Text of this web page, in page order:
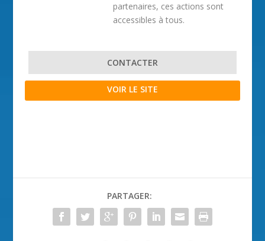
partenaires, ces actions sont
accessibles à tous.
CONTACTER
VOIR LE SITE
PARTAGER: